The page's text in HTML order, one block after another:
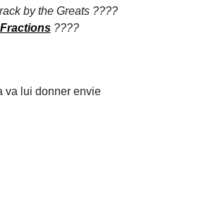
by the Greats ????
????
va lui donner envie